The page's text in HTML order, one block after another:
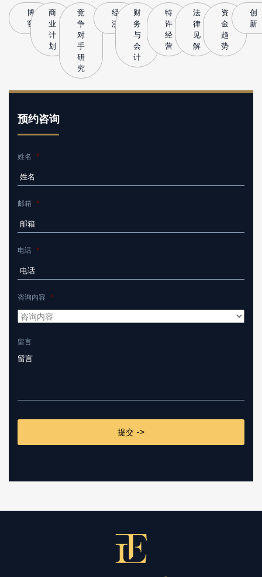
博
客
商
业
计
划
竞
争
对
手
研
究
经
济
财
务
与
会
计
特
许
经
营
法
律
见
解
资
金
趋
势
创
新
预约咨询
姓名 *
邮箱 *
电话 *
咨询内容 *
留言